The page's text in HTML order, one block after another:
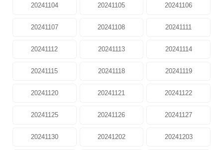
20241104 20241105 20241106
20241107 20241108 20241111
20241112 20241113 20241114
20241115 20241118 20241119
20241120 20241121 20241122
20241125 20241126 20241127
20241130 20241202 20241203